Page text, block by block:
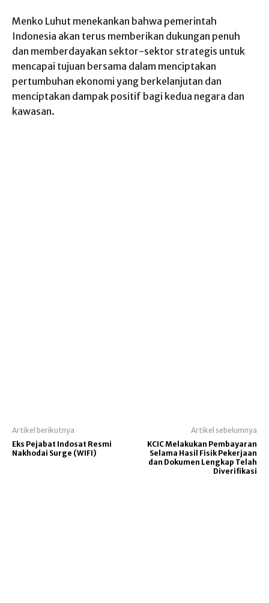
Menko Luhut menekankan bahwa pemerintah
Indonesia akan terus memberikan dukungan penuh
dan memberdayakan sektor-sektor strategis untuk
mencapai tujuan bersama dalam menciptakan
pertumbuhan ekonomi yang berkelanjutan dan
menciptakan dampak positif bagi kedua negara dan
kawasan.
Artikel berikutnya
Eks Pejabat Indosat Resmi
Nakhodai Surge (WIFI)
Artikel sebelumnya
KCIC Melakukan Pembayaran
Selama Hasil Fisik Pekerjaan
dan Dokumen Lengkap Telah
Diverifikasi